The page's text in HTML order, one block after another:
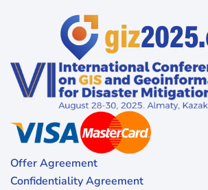
Offer Agreement
Confidentiality Agreement